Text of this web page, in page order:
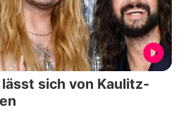
sich von Kaulitz-